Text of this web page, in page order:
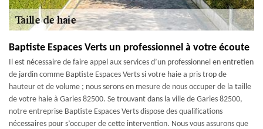
Baptiste Espaces Verts un professionnel à votre écoute
Il est nécessaire de faire appel aux services d’un professionnel en entretien
de jardin comme Baptiste Espaces Verts si votre haie a pris trop de
hauteur et de volume ; nous serons en mesure de nous occuper de la taille
de votre haie à Garies 82500. Se trouvant dans la ville de Garies 82500,
notre entreprise Baptiste Espaces Verts dispose des qualifications
nécessaires pour s’occuper de cette intervention. Nous vous assurons que